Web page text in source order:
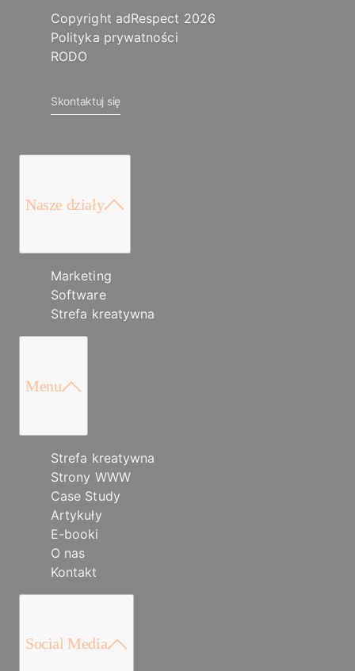
Copyright adRespect 2026
Polityka prywatności
RODO
Skontaktuj się
Nasze działy
Marketing
Software
Strefa kreatywna
Menu
Strefa kreatywna
Strony WWW
Case Study
Artykuły
E-booki
O nas
Kontakt
Social Media